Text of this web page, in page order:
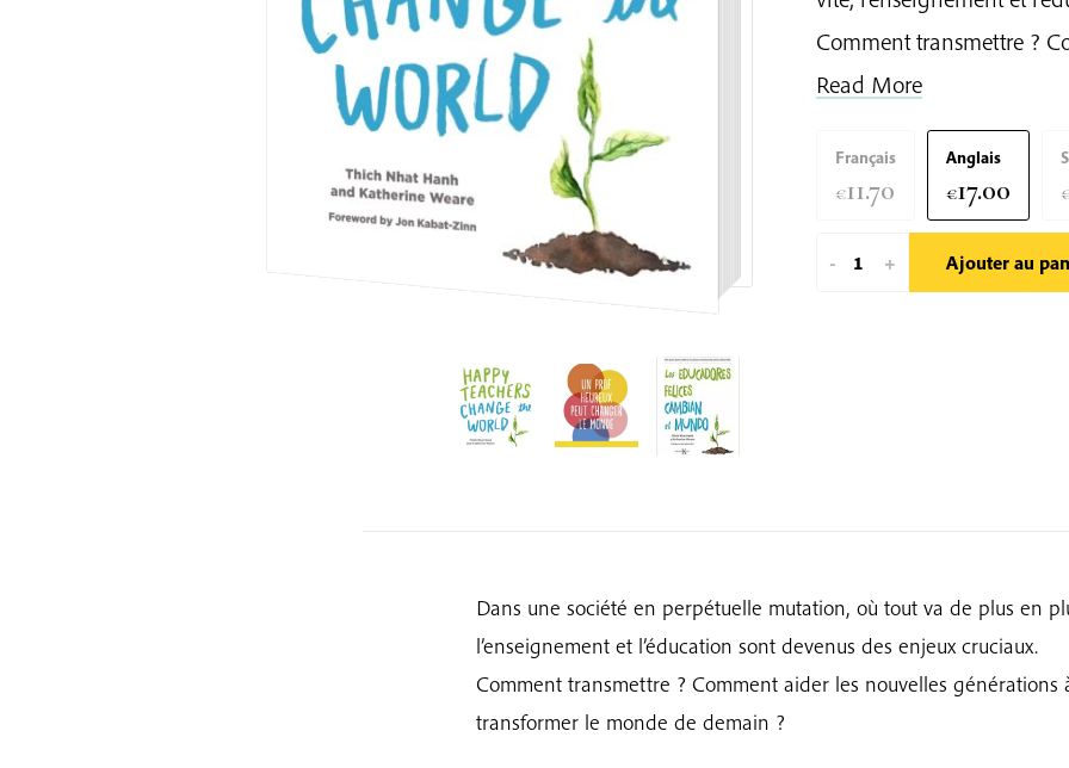
Comment transmettre ?
Read More
Français
€11.70
Anglais
€17.00
-
quantité+ Ajouter au
Dans une société en perpétuelle mutation, où tout va de plus en
l’enseignement et l’éducation sont devenus des enjeux cruciaux.
Comment transmettre ? Comment aider les nouvelles générations
transformer le monde de demain ?